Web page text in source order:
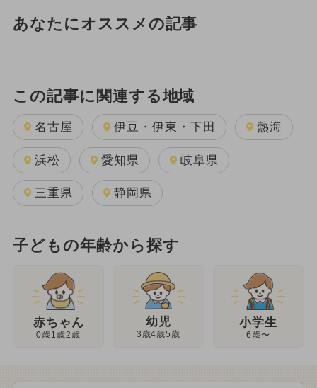
あなたにオススメの記事
この記事に関連する地域
名古屋 伊豆・伊東・下田 熱海
浜松 愛知県 岐阜県
三重県 静岡県
子どもの年齢から探す
赤ちゃん
0歳1歳2歳
幼児
3歳4歳5歳
小学生
6歳〜